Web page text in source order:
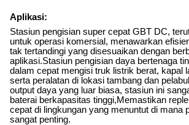
Aplikasi:
Stasiun pengisian super cepat GBT DC,
untuk operasi komersial, menawarkan
tak tertandingi yang disesuaikan dengan
aplikasi.Stasiun pengisian daya bertenaga
dalam cepat mengisi truk listrik berat, kapal
serta peralatan di lokasi tambang dan
output daya yang luar biasa, stasiun ini
baterai berkapasitas tinggi,Memastikan
cepat di lingkungan yang menuntut di mana
sangat penting.